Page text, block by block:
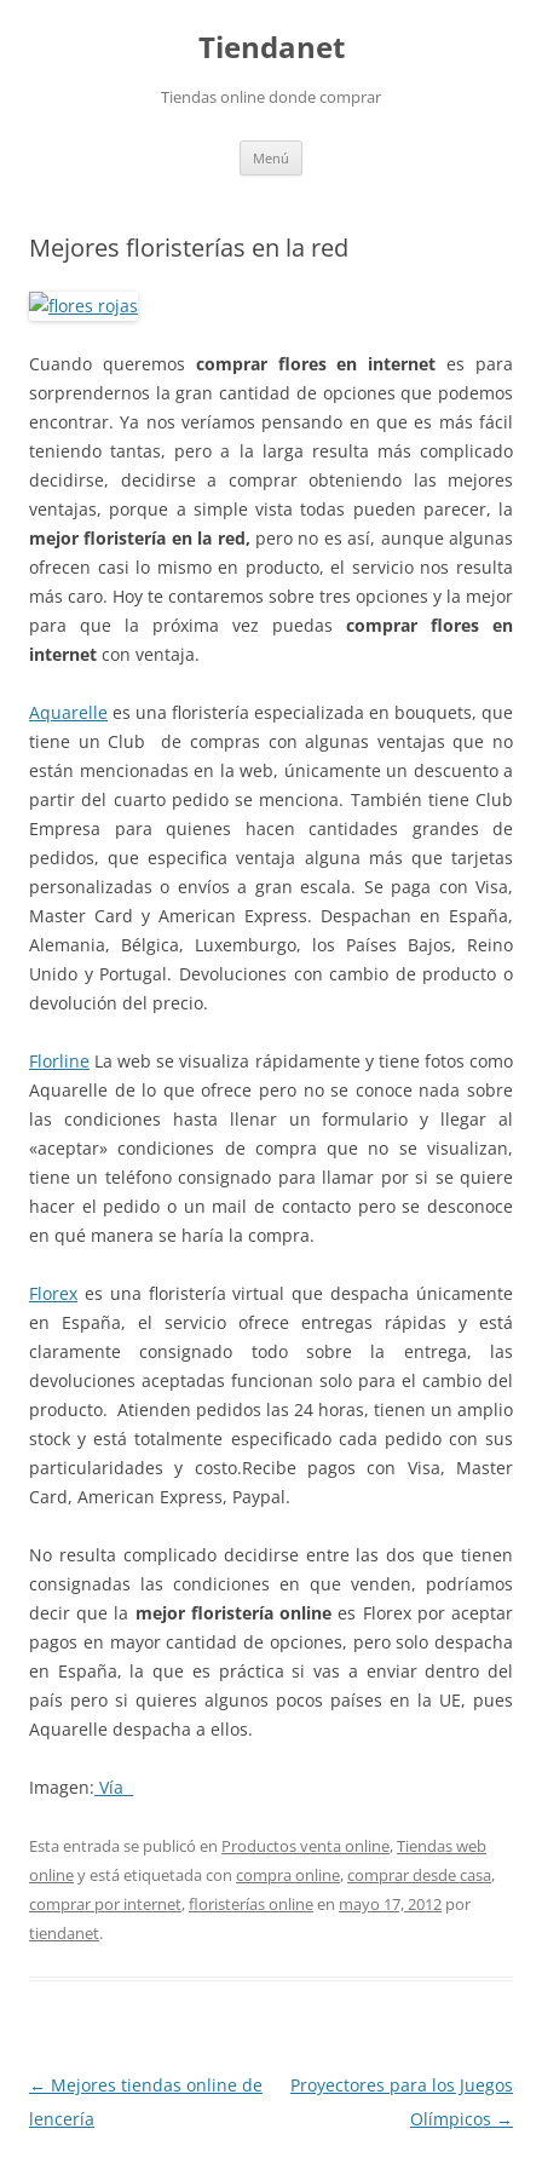
Tiendanet
Tiendas online donde comprar
Menú
Mejores floristerías en la red
Cuando queremos comprar flores en internetes para
sorprendernos la gran cantidad de opciones que podemos
encontrar. Ya nos veríamos pensando en que es más fácil
teniendo tantas, pero a la larga resulta más complicado
decidirse, decidirse a comprar obteniendo las mejores
ventajas, porque a simple vista todas pueden parecer, la
mejor floristería en la red, pero no es así, aunque algunas
ofrecen casi lo mismo en producto, el servicio nos resulta
más caro. Hoy te contaremos sobre tres opciones y la mejor
para que la próxima vez puedas comprar flores en
internet con ventaja.
Aquarelle es una floristería especializada en bouquets, que
tiene un Club de compras con algunas ventajas que no
están mencionadas en la web, únicamente un descuento a
partir del cuarto pedido se menciona. También tiene Club
Empresa para quienes hacen cantidades grandes de
pedidos, que especifica ventaja alguna más que tarjetas
personalizadas o envíos a gran escala. Se paga con Visa,
Master Card y American Express. Despachan en España,
Alemania, Bélgica, Luxemburgo, los Países Bajos, Reino
Unido y Portugal. Devoluciones con cambio de producto o
devolución del precio.
Florline La web se visualiza rápidamente y tiene fotos como
Aquarelle de lo que ofrece pero no se conoce nada sobre
las condiciones hasta llenar un formulario y llegar al
«aceptar» condiciones de compra que no se visualizan,
tiene un teléfono consignado para llamar por si se quiere
hacer el pedido o un mail de contacto pero se desconoce
en qué manera se haría la compra.
Florex es una floristería virtual que despacha únicamente
en España, el servicio ofrece entregas rápidas y está
claramente consignado todo sobre la entrega, las
devoluciones aceptadas funcionan solo para el cambio del
producto. Atienden pedidos las 24 horas, tienen un amplio
stock y está totalmente especificado cada pedido con sus
particularidades y costo.Recibe pagos con Visa, Master
Card, American Express, Paypal.
No resulta complicado decidirse entre las dos que tienen
consignadas las condiciones en que venden, podríamos
decir que la mejor floristería onlinees Florex por aceptar
pagos en mayor cantidad de opciones, pero solo despacha
en España, la que es práctica si vas a enviar dentro del
país pero si quieres algunos pocos países en la UE, pues
Aquarelle despacha a ellos.
Imagen: Vía
Esta entrada se publicó en Productos venta online,Tiendas web
onliney está etiquetada con compra online,comprar desde casa,
comprar por internet,floristerías onlineen mayo 17, 2012 por
tiendanet.
Navegación
de
← Mejores tiendas online de
lencería
Proyectores para los Juegos
Olímpicos →